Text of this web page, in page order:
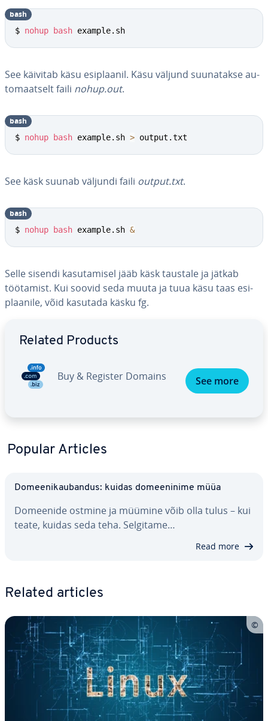
$ nohup bash example.sh
bash
See käivitab käsu esi­plaa­nil. Käsu väljund suu­na­takse au­
to­maat­selt faili nohup.out.
$ nohup bash example.sh > output.txt
bash
See käsk suunab väljundi faili output.txt.
$ nohup bash example.sh &
bash
Selle sisendi ka­su­ta­misel jääb käsk taustale ja jätkab
töötamist. Kui soovid seda muuta ja tuua käsu taas esi­
plaa­nile, võid kasutada käsku fg.
Related Products
Buy & Register Domains See more
Popular Articles
Do­mee­ni­kau­ban­dus: kuidas do­mee­ninime müüa
Domeenide ostmine ja müümine võib olla tulus – kui
teate, kuidas seda teha. Selgitame…
Read more
Related articles